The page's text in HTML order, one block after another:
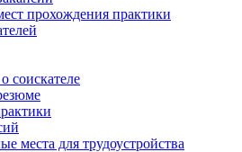
прохождения практики
соискателе
места для трудоустройства